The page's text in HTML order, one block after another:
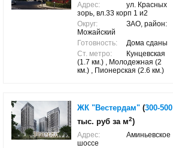
Адрес:
ул. Красных
зорь, вл.33 корп 1 и2
Округ:
ЗАО, район:
Можайский
Готовность:
Дома сданы
Ст. метро:
Кунцевская
(1.7 км.) , Молодежная (2
км.) , Пионерская (2.6 км.)
ЖК "Вестердам" (300-500
тыс. руб за м2)
Адрес:
Аминьевское
шоссе